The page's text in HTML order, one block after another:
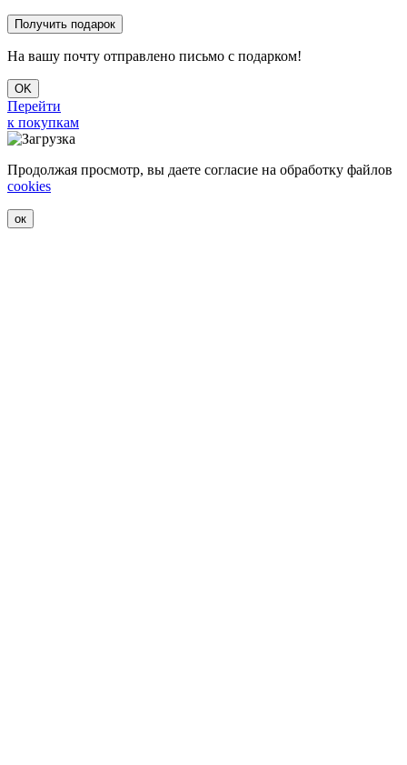
На вашу почту отправлено письмо с подарком!
OK
Перейти
к покупкам
Продолжая просмотр, вы даете согласие на обработку файлов
cookies
ок